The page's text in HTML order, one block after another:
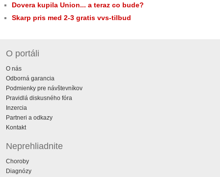
Dovera kupila Union... a teraz co bude?
Skarp pris med 2-3 gratis vvs-tilbud
O portáli
O nás
Odborná garancia
Podmienky pre návštevníkov
Pravidlá diskusného fóra
Inzercia
Partneri a odkazy
Kontakt
Neprehliadnite
Choroby
Diagnózy